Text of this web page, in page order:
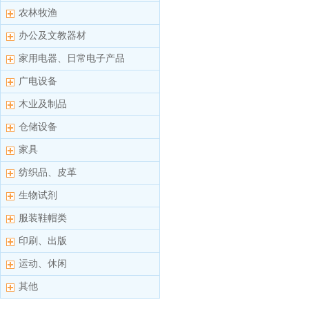
农林牧渔
办公及文教器材
家用电器、日常电子产品
广电设备
木业及制品
仓储设备
家具
纺织品、皮革
生物试剂
服装鞋帽类
印刷、出版
运动、休闲
其他